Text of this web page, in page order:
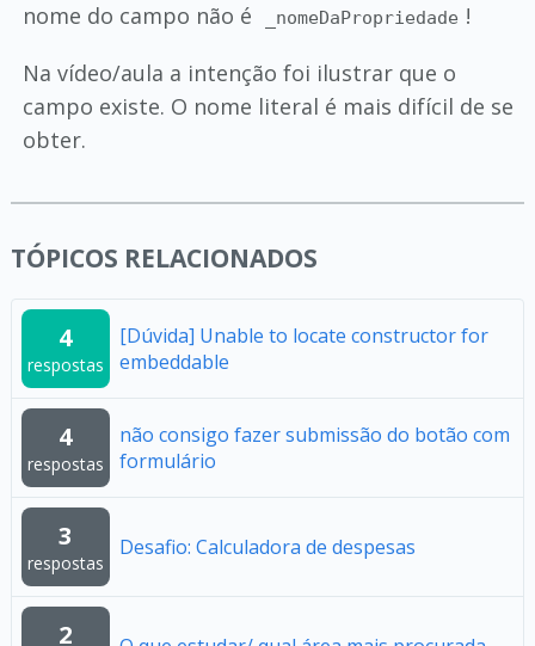
nome do campo não é
_nomeDaPropriedade !
Na vídeo/aula a intenção foi ilustrar que o
campo existe. O nome literal é mais difícil de se
obter.
TÓPICOS RELACIONADOS
4
respostas
[Dúvida] Unable to locate constructor for
embeddable
4
respostas
não consigo fazer submissão do botão com
formulário
3
respostas
Desafio: Calculadora de despesas
2